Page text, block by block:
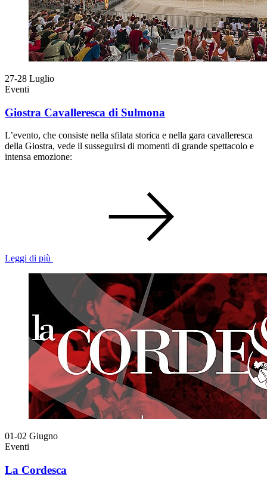
27-28 Luglio
Eventi
Giostra Cavalleresca di Sulmona
L’evento, che consiste nella sfilata storica e nella gara cavalleresca
della Giostra, vede il susseguirsi di momenti di grande spettacolo e
intensa emozione:
Leggi di più
01-02 Giugno
Eventi
La Cordesca